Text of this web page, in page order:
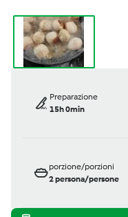
Preparazione
15h 0min
porzione/porzioni
2persona/persone